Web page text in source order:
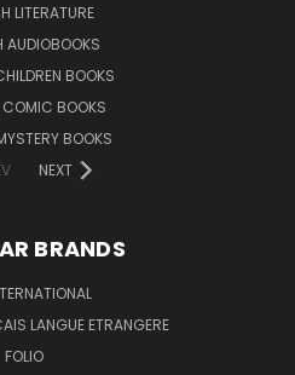
LITERATURE
AUDIOBOOKS
BOOKS
COMIC BOOKS
BOOKS
NEXT
BRANDS
LANGUE ETRANGERE
FOLIO